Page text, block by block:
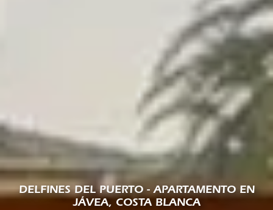
DELFINES DEL PUERTO - APARTAMENTO EN
JÁVEA, COSTA BLANCA